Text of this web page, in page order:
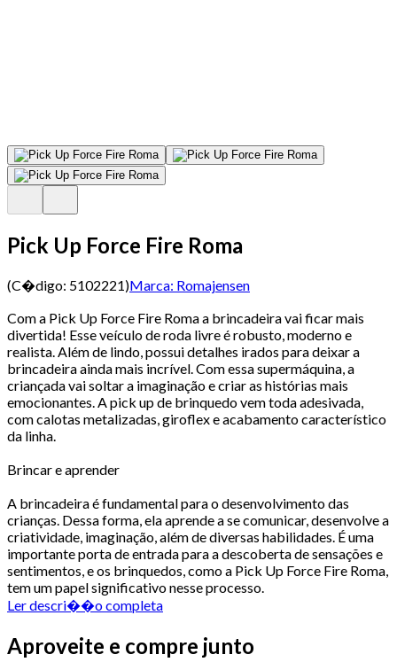
Pick Up Force Fire Roma
(C�digo: 5102221)Marca: Romajensen
Com a Pick Up Force Fire Roma a brincadeira vai ficar mais
divertida! Esse veículo de roda livre é robusto, moderno e
realista. Além de lindo, possui detalhes irados para deixar a
brincadeira ainda mais incrível. Com essa supermáquina, a
criançada vai soltar a imaginação e criar as histórias mais
emocionantes. A pick up de brinquedo vem toda adesivada,
com calotas metalizadas, giroflex e acabamento característico
da linha.
Brincar e aprender
A brincadeira é fundamental para o desenvolvimento das
crianças. Dessa forma, ela aprende a se comunicar, desenvolve a
criatividade, imaginação, além de diversas habilidades. É uma
importante porta de entrada para a descoberta de sensações e
sentimentos, e os brinquedos, como a Pick Up Force Fire Roma,
tem um papel significativo nesse processo.
Ler descri��o completa
Aproveite e compre junto